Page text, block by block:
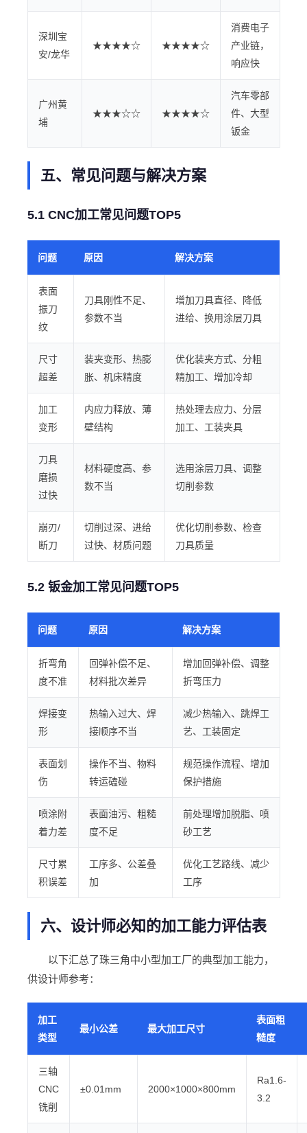
深圳宝
安/龙华
★★★★☆ ★★★★☆
消费电子
产业链，
响应快
广州黄
埔
★★★☆☆ ★★★★☆
汽车零部
件、大型
钣金
五、常见问题与解决方案
5.1 CNC加工常见问题TOP5
问题 原因 解决方案
表面
振刀
纹
刀具刚性不足、
参数不当
增加刀具直径、降低
进给、换用涂层刀具
尺寸
超差
装夹变形、热膨
胀、机床精度
优化装夹方式、分粗
精加工、增加冷却
加工
变形
内应力释放、薄
壁结构
热处理去应力、分层
加工、工装夹具
刀具
磨损
过快
材料硬度高、参
数不当
选用涂层刀具、调整
切削参数
崩刃/
断刀
切削过深、进给
过快、材质问题
优化切削参数、检查
刀具质量
5.2 钣金加工常见问题TOP5
问题 原因 解决方案
折弯角
度不准
回弹补偿不足、
材料批次差异
增加回弹补偿、调整
折弯压力
焊接变
形
热输入过大、焊
接顺序不当
减少热输入、跳焊工
艺、工装固定
表面划
伤
操作不当、物料
转运磕碰
规范操作流程、增加
保护措施
喷涂附
着力差
表面油污、粗糙
度不足
前处理增加脱脂、喷
砂工艺
尺寸累
积误差
工序多、公差叠
加
优化工艺路线、减少
工序
六、设计师必知的加工能力评估表
以下汇总了珠三角中小型加工厂的典型加工能力，
供设计师参考：
加工
类型
最小公差 最大加工尺寸
表面粗
糙度
三轴
CNC
铣削
±0.01mm 2000×1000×800mm
Ra1.6-
3.2